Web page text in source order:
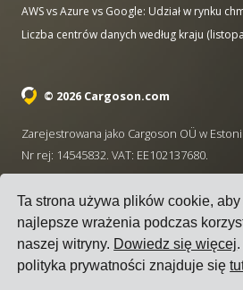
Ta strona używa plików cookie,
najlepsze wrażenia podczas
naszej witryny. Dowiedz się więcej
polityka prywatności znajduje się
AWS vs Azure vs Google: Udział w rynku
Liczba centrów danych według kraju
© 2026 Cargoson.com
Zarejestrowana jako Cargoson OÜ w Estonii.
Nr rej: 14545832. VAT: EE102137680.
+372 5555 0028 · hello@cargoson.com
Warunki korzystania z usługi|
Polityka plików cookie